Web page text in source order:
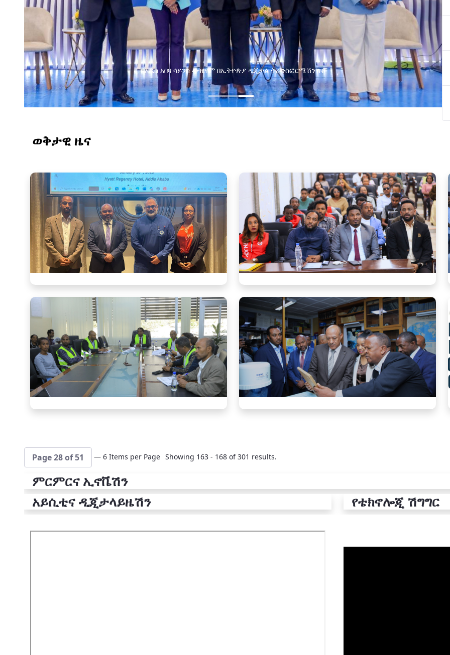
የልማት አጋሮች በአባልነት የየያዘ የኢኖቬሽን፣የዲጅታል ኢኮኖሚ እና
የኢንፎርሜሽን ቴክኖሎጂ የጋራ ግብረሃይል ተቋቋመ
ወቅታዊ ዜና
Page 28 of 51 — 6 Items per Page Showing 163 - 168 of 301 results.
ምርምርና ኢኖቬሽን
አይሲቲና ዲጂታላይዜሽን
የቴክኖሎጂ ሽግግር